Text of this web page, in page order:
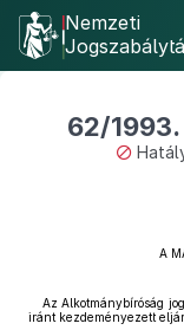
Nemzeti
62/
A
Az Alkotmánybíróság
iránt kezdeményezett